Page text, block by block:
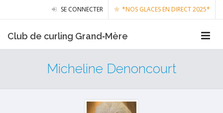
SE CONNECTER *NOS GLACES EN DIRECT 2025*
Club de curling Grand‑Mère
Micheline Denoncourt